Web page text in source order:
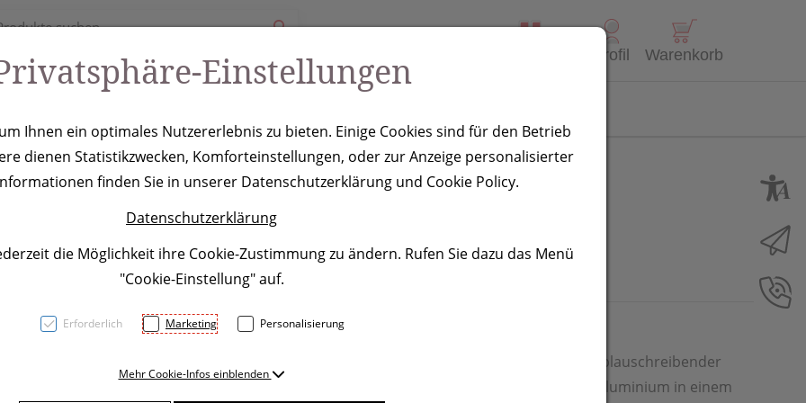
Profil Warenkorb
Karlovac
Schreibset bestehend aus einem Drehkugelschreiber mit blauschreibender
Systemmine und einem blauschreibenden Rollerball aus Aluminium in einem
Einstellungen
Ihnen ein optimales Nutzererlebnis zu bieten. Einige Cookies sind für den Betrieb
dienen Statistikzwecken, Komforteinstellungen, oder zur Anzeige personalisierter
finden Sie in unserer Datenschutzerklärung und Cookie Policy.
Datenschutzerklärung
die Möglichkeit ihre Cookie-Zustimmung zu ändern. Rufen Sie dazu das Menü
"Cookie-Einstellung" auf.
Erforderlich Marketing Personalisierung
Mehr Cookie-Infos einblenden